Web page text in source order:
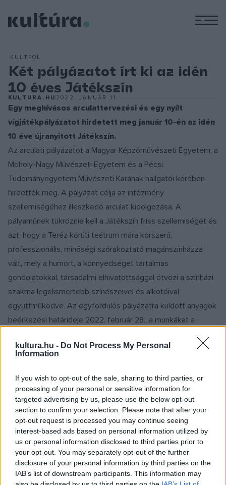
kultura.hu - Do Not Process My Personal
Information
If you wish to opt-out of the sale, sharing to third parties, or
processing of your personal or sensitive information for
targeted advertising by us, please use the below opt-out
section to confirm your selection. Please note that after your
opt-out request is processed you may continue seeing
interest-based ads based on personal information utilized by
us or personal information disclosed to third parties prior to
your opt-out. You may separately opt-out of the further
disclosure of your personal information by third parties on the
IAB’s list of downstream participants. This information may
KULTPOL
Két pályázatot írt ki az idén
10 éves Játékszín
KULTURA.HU 2022. JANUÁR 11.
Egy meghívásos arculattervezési és egy nyílt
vígjátékpályázatot hirdetett meg január 10-én az idén
10 éve újranyitott Játékszín.
Az arculati pályázatot a Magyar Képzőművészeti Egyetem, a
Moholy-Nagy Művészeti Egyetem és a Pécsi
Tudományegyetem Művészeti Karának hallgatói körében
hirdették meg. A pályázat célja az intézmény
szellemiségéhez illeszkedő arculat kidolgozása. A
pályaműnek tükröznie kell a Játékszín friss szellemiségét és
azt, hogy a Teréz körúti teátrum mára korszerű,
professzionális, minőségi szórakoztató magánszínházzá
vált, mely a humort, a könnyedséget tartalmas
gondolatokkal, társadalmi elhivatottsággal ötvözi a színházi
szakma legelismertebb színészeivel és alkotóival
együttműködve. Az egyfordulós pályázatra küldött anyagok
beérkezési határideje 2022. február 28., a munkákat a
Játékszín vezetése házon belül értékeli március 16-ig. A
nyertes pályázó díja nettó 500 000 forint és a 2022/2023-
alkalommal, előadásonként 2 darab jegy. A további két
legjobbnak ítélt pályázat készítői 2-2 darab jegyet kapnak a
Játékszín 2022/2023-as évadának bemutatóira.
A vígjáték megírására nyílt, jeligés pályázatot írtak ki magyar
alkotók számára, akiktől olyan anyagot várnak, amely eddig
nem jelent meg és még nem is mutatták be. A kiírás szerint
beadandó pályamű egy helyszínen játszódjon, 6-8 szereplős